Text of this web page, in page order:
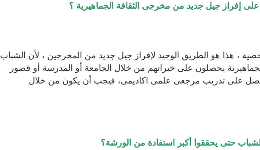
إفراز جيل جديد من مخرجى الثقافة الجماهيرية ؟
، هذا هو الطريق الوحيد لإفراز جيل جديد من المخرجين ، لأن الشباب
يحصلون على خبراتهم من خلال الجامعة أو المدرسة أو قصور
يحصل على تدريب مرجعى علمى اكاديمى، فيجب أن يكون من خلال
حتى يحققوا أكبر استفادة من الورشة؟